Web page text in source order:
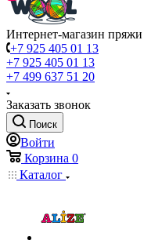
Интернет-магазин пряжи
+7 925 405 01 13
+7 925 405 01 13
+7 499 637 51 20
Заказать звонок
Поиск
Войти
Корзина 0
Каталог